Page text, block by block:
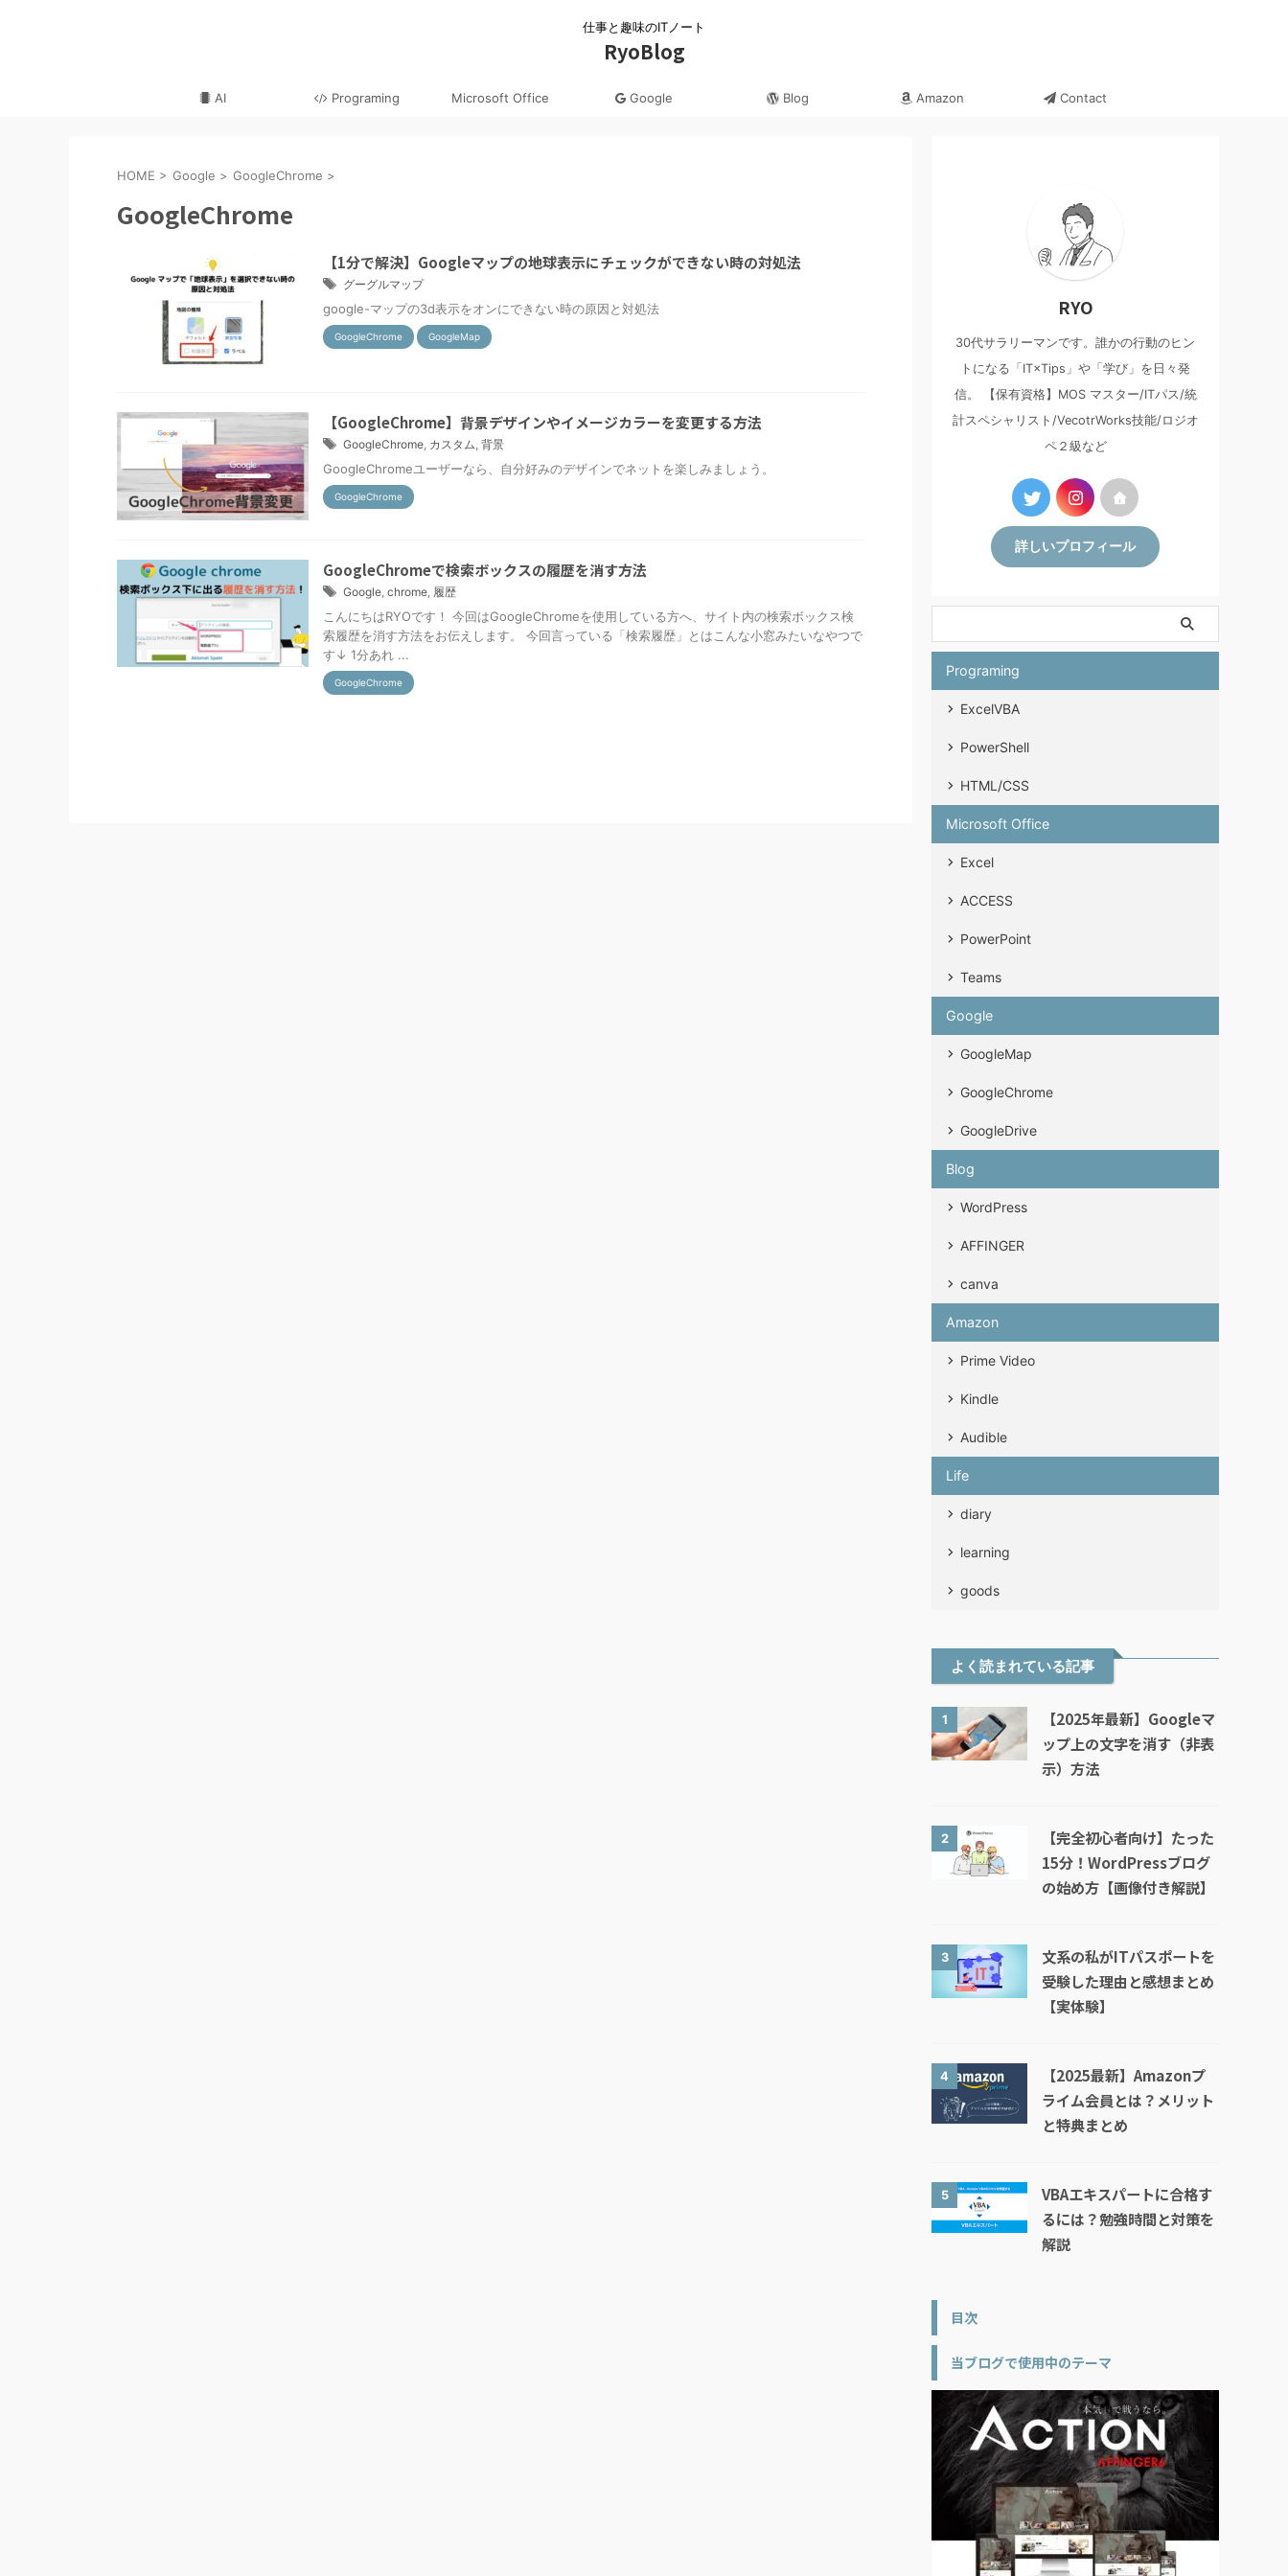
仕事と趣味のITノート
RyoBlog
AI Programing Microsoft Office Google Blog Amazon Contact
HOME > Google > GoogleChrome >
GoogleChrome
【1分で解決】Googleマップの地球表示にチェックができない時の対処法
グーグルマップ
google-マップの3d表示をオンにできない時の原因と対処法
GoogleChrome GoogleMap
【GoogleChrome】背景デザインやイメージカラーを変更する方法
GoogleChrome, カスタム, 背景
GoogleChromeユーザーなら、自分好みのデザインでネットを楽しみましょう。
GoogleChrome
GoogleChromeで検索ボックスの履歴を消す方法
Google chrome 履歴
こんにちはRYOです！ 今回はGoogleChromeを使用している方へ、サイト内の検索ボックス検
索履歴を消す方法をお伝えします。 今回言っている「検索履歴」とはこんな小窓みたいなやつで
す↓ 1分あれ ...
GoogleChrome
RYO
30代サラリーマンです。誰かの行動のヒン
トになる「IT×Tips」や「学び」を日々発
信。 【保有資格】MOS マスター/ITパス/統
計スペシャリスト/VecotrWorks技能/ロジオ
ペ２級など
詳しいプロフィール
Programing
ExcelVBA
PowerShell
HTML/CSS
Microsoft Office
Excel
ACCESS
PowerPoint
Teams
Google
GoogleMap
GoogleChrome
GoogleDrive
Blog
WordPress
AFFINGER
canva
Amazon
Prime Video
Kindle
Audible
Life
diary
learning
goods
よく読まれている記事
1
【2025年最新】Googleマ
ップ上の文字を消す（非表
示）方法
2
【完全初心者向け】たった
15分！WordPressブログ
の始め方【画像付き解説】
3
文系の私がITパスポートを
受験した理由と感想まとめ
【実体験】
4
【2025最新】Amazonプ
ライム会員とは？メリット
と特典まとめ
5
VBAエキスパートに合格す
るには？勉強時間と対策を
解説
目次
当ブログで使用中のテーマ